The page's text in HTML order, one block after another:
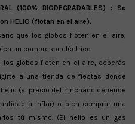
(100% BIODEGRADABLES) : Se
HELIO (flotan en el aire).
que los globos floten en el aire,
un compresor eléctrico.
los globos floten en el aire, deberás
a una tienda de fiestas donde
(el precio del hinchado depende
a inflar) o bien comprar una
tú mismo. (El helio es un gas